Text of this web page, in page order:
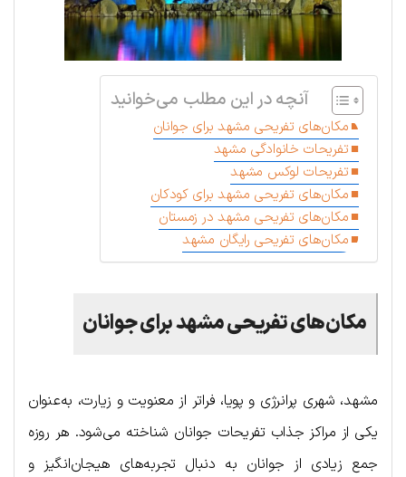
آنچه در این مطلب می‌خوانید
مکان‌های تفریحی مشهد برای جوانان
تفریحات خانوادگی مشهد
تفریحات لوکس مشهد
مکان‌های تفریحی مشهد برای کودکان
مکان‌های تفریحی مشهد در زمستان
مکان‌های تفریحی رایگان مشهد
مکان‌های تفریحی مشهد برای جوانان
مشهد، شهری پرانرژی و پویا، فراتر از معنویت و زیارت، به‌عنوان
یکی از مراکز جذاب تفریحات جوانان شناخته می‌شود. هر روزه
جمع زیادی از جوانان به دنبال تجربه‌های هیجان‌انگیز و